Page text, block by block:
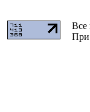
Все
При